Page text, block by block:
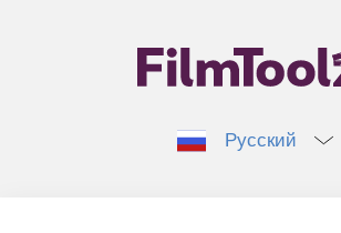
Русский